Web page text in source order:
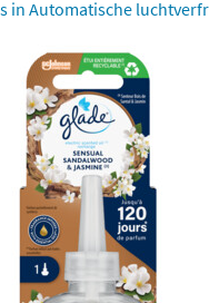
Automatische